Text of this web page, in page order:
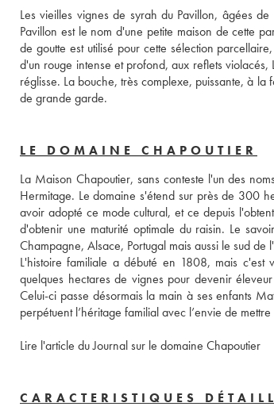
Les vieilles vignes de syrah du Pavillon, âgées
Pavillon est le nom d'une petite maison de cette
de goutte est utilisé pour cette sélection
d'un rouge intense et profond, aux reflets
réglisse. La bouche, très complexe, puissante, à
de grande garde.
LE DOMAINE CHAPOUTIER
La Maison Chapoutier, sans conteste l'un des
Hermitage. Le domaine s'étend sur près de 300
avoir adopté ce mode cultural, et ce depuis
d'obtenir une maturité optimale du raisin. Le
Champagne, Alsace, Portugal mais aussi le sud de
L'histoire familiale a débuté en 1808, mais c'est
quelques hectares de vignes pour devenir
Celui-ci passe désormais la main à ses enfants
perpétuent l’héritage familial avec l’envie de
Lire l'article du Journal sur le domaine Chapoutier
CARACTERISTIQUES